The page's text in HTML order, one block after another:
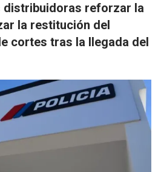
distribuidoras reforzar la
la restitución del
cortes tras la llegada del